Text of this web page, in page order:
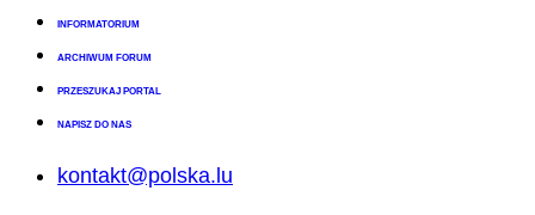
INFORMATORIUM
ARCHIWUM FORUM
PRZESZUKAJ PORTAL
NAPISZ DO NAS
kontakt@polska.lu